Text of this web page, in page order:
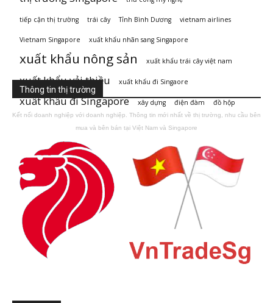
tiếp cận thị trường trái cây Tỉnh Bình Dương vietnam airlines
Vietnam Singapore xuất khẩu nhãn sang Singapore
xuất khẩu nông sản xuất khẩu trái cây việt nam
xuất khẩu vải thiều xuất khẩu đi Singaore
xuất khẩu đi Singapore xây dựng điện đàm đồ hộp
Thông tin thị trường
Kết nối doanh nghiệp với doanh nghiệp. Thông tin mới nhất về thị trường, nhu cầu bên
mua và bên bán tại Việt Nam và Singapore